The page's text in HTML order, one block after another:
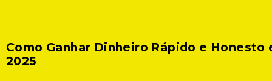
Como Ganhar Dinheiro Rápido e Honesto
2025